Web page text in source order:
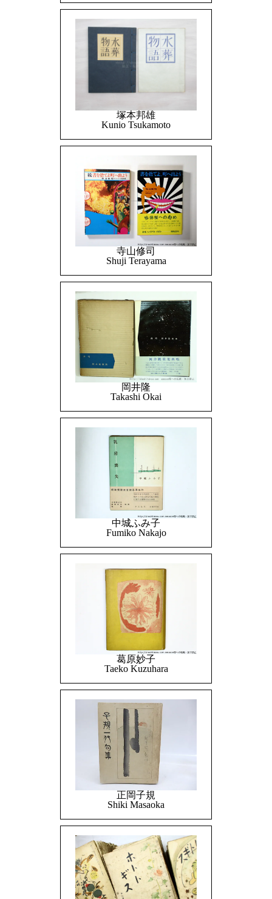
塚本邦雄
Kunio Tsukamoto
寺山修司
Shuji Terayama
岡井隆
Takashi Okai
中城ふみ子
Fumiko Nakajo
葛原妙子
Taeko Kuzuhara
正岡子規
Shiki Masaoka